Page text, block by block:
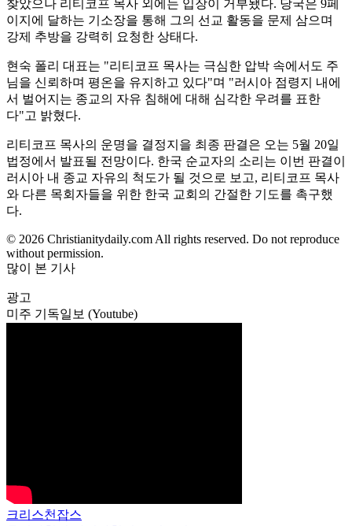
찾았으나 리티코프 목사 외에는 입장이 거부됐다. 당국은 9페
이지에 달하는 기소장을 통해 그의 선교 활동을 문제 삼으며
강제 추방을 강력히 요청한 상태다.
현숙 폴리 대표는 "리티코프 목사는 극심한 압박 속에서도 주
님을 신뢰하며 평온을 유지하고 있다"며 "러시아 점령지 내에
서 벌어지는 종교의 자유 침해에 대해 심각한 우려를 표한
다"고 밝혔다.
리티코프 목사의 운명을 결정지을 최종 판결은 오는 5월 20일
법정에서 발표될 전망이다. 한국 순교자의 소리는 이번 판결이
러시아 내 종교 자유의 척도가 될 것으로 보고, 리티코프 목사
와 다른 목회자들을 위한 한국 교회의 간절한 기도를 촉구했
다.
© 2026 Christianitydaily.com All rights reserved. Do not reproduce
without permission.
많이 본 기사
광고
미주 기독일보 (Youtube)
크리스천잡스